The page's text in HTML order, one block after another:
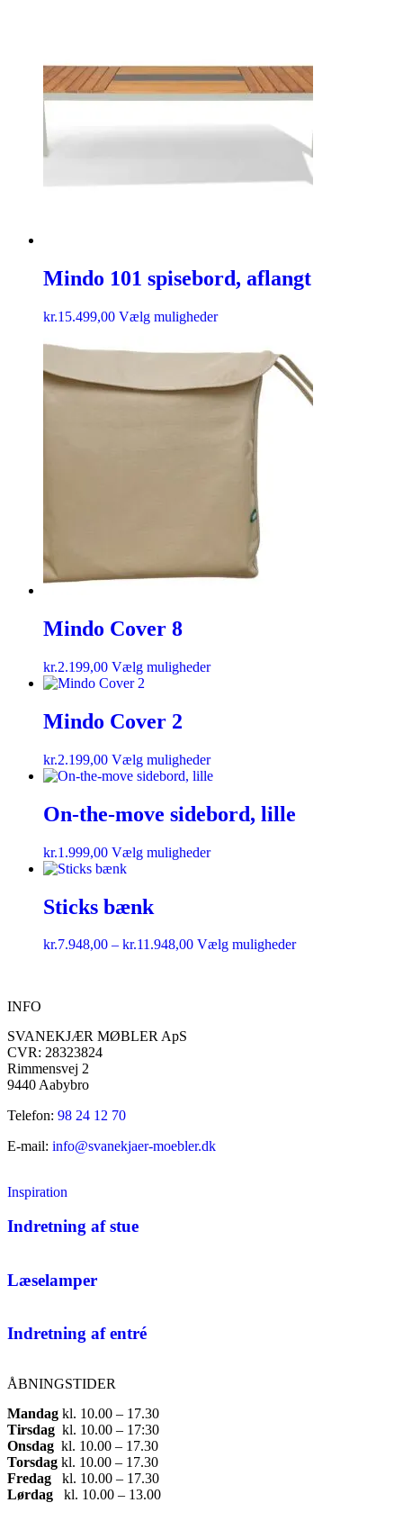
Mindo 101 spisebord, aflangt
kr.15.499,00 Vælg muligheder
Mindo Cover 8
kr.2.199,00 Vælg muligheder
Mindo Cover 2
kr.2.199,00 Vælg muligheder
On-the-move sidebord, lille
kr.1.999,00 Vælg muligheder
Sticks bænk
kr.7.948,00 – kr.11.948,00 Vælg muligheder
INFO
SVANEKJÆR MØBLER ApS
CVR: 28323824
Rimmensvej 2
9440 Aabybro
Telefon: 98 24 12 70
E-mail: info@svanekjaer-moebler.dk
Inspiration
Indretning af stue
Læselamper
Indretning af entré
ÅBNINGSTIDER
Mandag ​ kl. 10.00 – 17.30​
Tirsdag ​ kl. 10.00 – 17:30​
Onsdag ​ kl. 10.00 – 17.30​
Torsdag ​ kl. 10.00 – 17.30​
Fredag ​ kl. 10.00 – 17.30​
Lørdag ​ kl. 10.00 – 13.00